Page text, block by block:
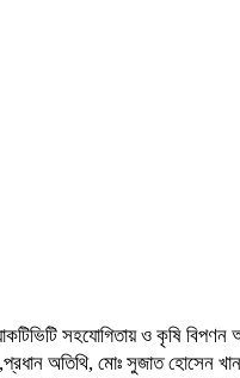
সহযোগিতায় ও কৃষি বিপণন
অতিথি, মোঃ সুজাত হোসেন